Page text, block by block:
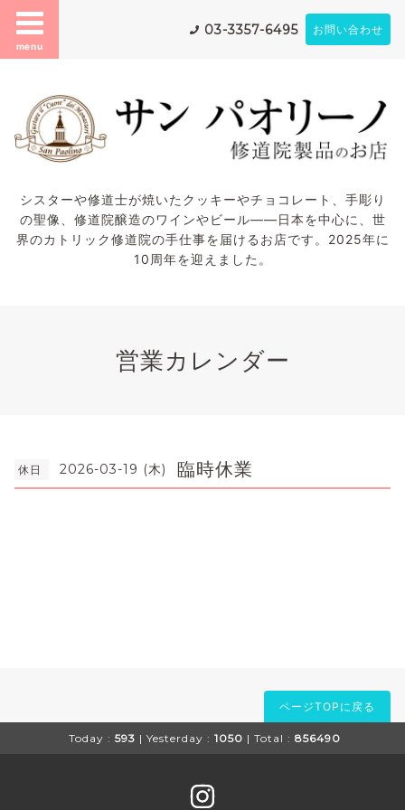
menu
03-3357-6495 お問い合わせ
シスターや修道士が焼いたクッキーやチョコレート、手彫り
の聖像、修道院醸造のワインやビール——日本を中心に、世
界のカトリック修道院の手仕事を届けるお店です。2025年に
10周年を迎えました。
営業カレンダー
休日 2026-03-19 (木) 臨時休業
ページTOPに戻る
Today : 593 | Yesterday : 1050 | Total : 856490